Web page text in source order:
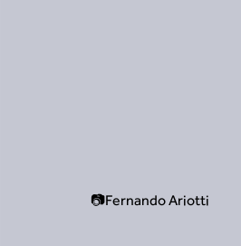
📷Fernando Ariotti